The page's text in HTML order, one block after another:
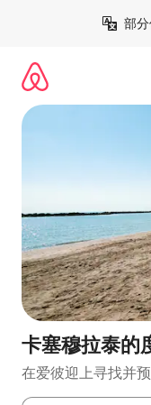
部分
卡塞穆拉泰的
在爱彼迎上寻找并